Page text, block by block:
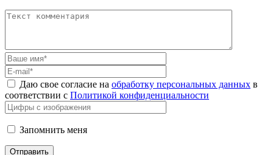
Даю свое согласие на обработку персональных данных в
соответствии с Политикой конфиденциальности
Запомнить меня